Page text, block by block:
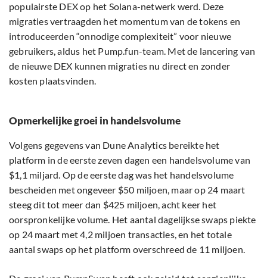
populairste DEX op het Solana-netwerk werd. Deze
migraties vertraagden het momentum van de tokens en
introduceerden “onnodige complexiteit” voor nieuwe
gebruikers, aldus het Pump.fun-team. Met de lancering van
de nieuwe DEX kunnen migraties nu direct en zonder
kosten plaatsvinden.
Opmerkelijke groei in handelsvolume
Volgens gegevens van Dune Analytics bereikte het
platform in de eerste zeven dagen een handelsvolume van
$1,1 miljard. Op de eerste dag was het handelsvolume
bescheiden met ongeveer $50 miljoen, maar op 24 maart
steeg dit tot meer dan $425 miljoen, acht keer het
oorspronkelijke volume. Het aantal dagelijkse swaps piekte
op 24 maart met 4,2 miljoen transacties, en het totale
aantal swaps op het platform overschreed de 11 miljoen.